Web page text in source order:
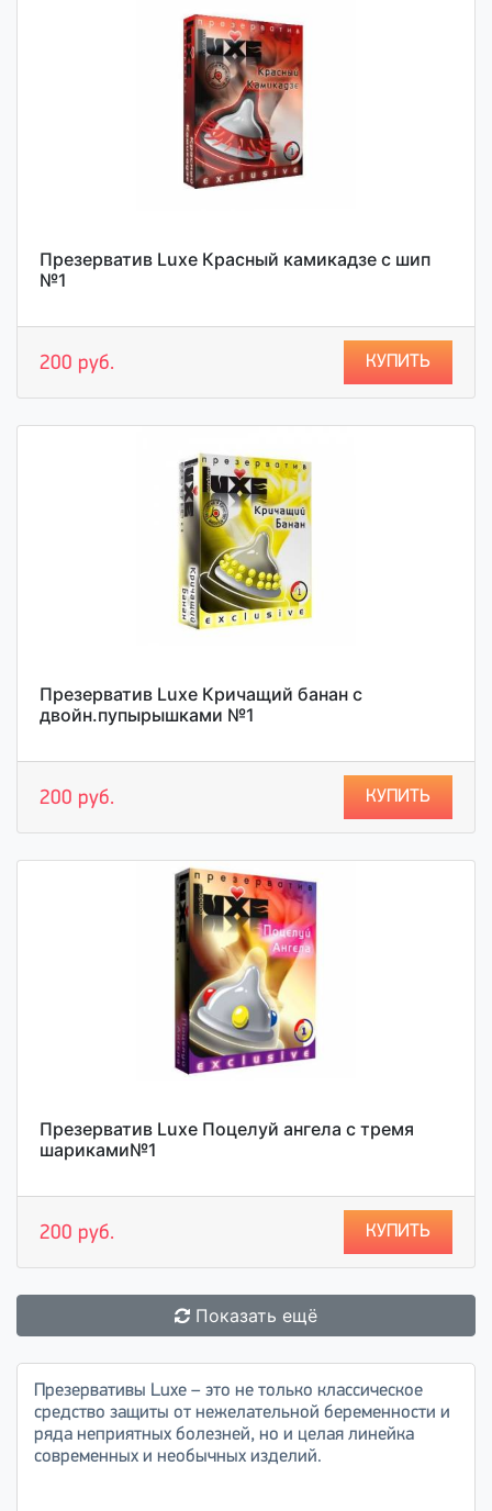
Презерватив Luxe Красный камикадзе с шип
№1
200 руб. КУПИТЬ
Презерватив Luxe Кричащий банан с
двойн.пупырышками №1
200 руб. КУПИТЬ
Презерватив Luxe Поцелуй ангела с тремя
шариками№1
200 руб. КУПИТЬ
Показать ещё
Презервативы Luxe – это не только классическое
средство защиты от нежелательной беременности и
ряда неприятных болезней, но и целая линейка
современных и необычных изделий.